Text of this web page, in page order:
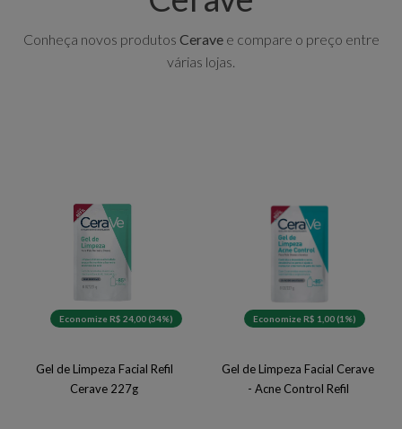
Conheça novos produtos Ceravee compare o preço entre
várias lojas.
Economize R$ 24,00 (34%)
Gel de Limpeza Facial Refil
Cerave 227g
Economize R$ 1,00 (1%)
Gel de Limpeza Facial Cerave
- Acne Control Refil